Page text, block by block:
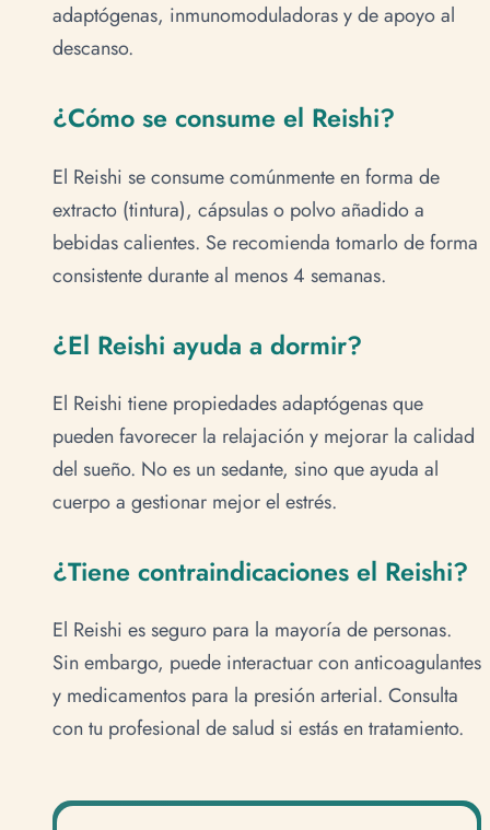
adaptógenas, inmunomoduladoras y de apoyo al
descanso.
¿Cómo se consume el Reishi?
El Reishi se consume comúnmente en forma de
extracto (tintura), cápsulas o polvo añadido a
bebidas calientes. Se recomienda tomarlo de forma
consistente durante al menos 4 semanas.
¿El Reishi ayuda a dormir?
El Reishi tiene propiedades adaptógenas que
pueden favorecer la relajación y mejorar la calidad
del sueño. No es un sedante, sino que ayuda al
cuerpo a gestionar mejor el estrés.
¿Tiene contraindicaciones el Reishi?
El Reishi es seguro para la mayoría de personas.
Sin embargo, puede interactuar con anticoagulantes
y medicamentos para la presión arterial. Consulta
con tu profesional de salud si estás en tratamiento.